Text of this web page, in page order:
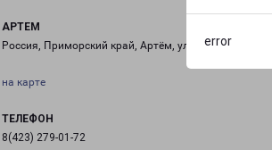
error
АРТЕМ
Россия, Приморский край, Артём, улица Фрунзе, 21с8
на карте
ТЕЛЕФОН
8(423) 279-01-72